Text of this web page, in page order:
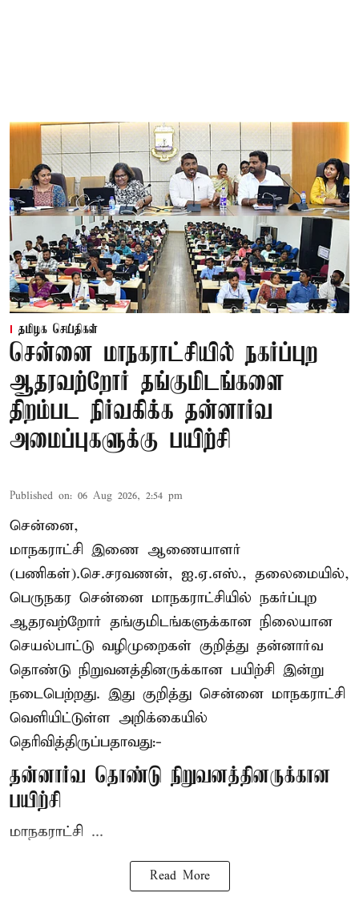
தமிழக செய்திகள்
சென்னை மாநகராட்சியில் நகர்ப்புற
ஆதரவற்றோர் தங்குமிடங்களை
திறம்பட நிர்வகிக்க தன்னார்வ
அமைப்புகளுக்கு பயிற்சி
Published on: 06 Aug 2026, 2:54 pm
சென்னை,
மாநகராட்சி இணை ஆணையாளர்
(பணிகள்).செ.சரவணன், ஐ.ஏ.எஸ்., தலைமையில்,
பெருநகர சென்னை மாநகராட்சியில் நகர்ப்புற
ஆதரவற்றோர் தங்குமிடங்களுக்கான நிலையான
செயல்பாட்டு வழிமுறைகள் குறித்து தன்னார்வ
தொண்டு நிறுவனத்தினருக்கான பயிற்சி இன்று
நடைபெற்றது. இது குறித்து சென்னை மாநகராட்சி
வெளியிட்டுள்ள அறிக்கையில்
தெரிவித்திருப்பதாவது:-
தன்னார்வ தொண்டு நிறுவனத்தினருக்கான
பயிற்சி
மாநகராட்சி ...
Read More